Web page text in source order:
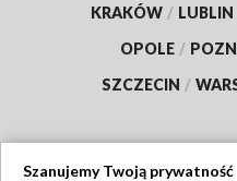
KRAKÓW / LUBLIN
OPOLE /
SZCZECIN /
Szanujemy Twoją prywatność